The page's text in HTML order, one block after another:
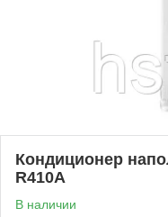
Кондиционер
R410A
В наличии